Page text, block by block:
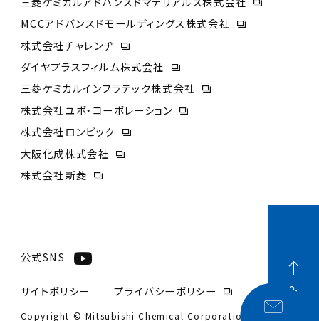
MCCアドバンスドモールディングス株式会社
株式会社チャレンヂ
ダイヤプラスフィルム株式会社
三菱ケミカルインフラテック株式会社
株式会社ユポ・コーポレーション
株式会社ロンビック
大阪化成株式会社
株式会社新菱
サイトポリシー プライバシーポリシー
Copyright © Mitsubishi Chemical Corporation.
公式SNS